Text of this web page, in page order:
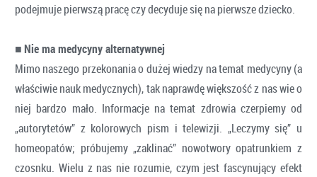
podejmuje pierwszą pracę czy decyduje się na pierwsze dziecko.
■ Nie ma medycyny alternatywnej
Mimo naszego przekonania o dużej wiedzy na temat medycyny (a
właściwie nauk medycznych), tak naprawdę większość z nas wie o
niej bardzo mało. Informacje na temat zdrowia czerpiemy od
„autorytetów” z kolorowych pism i telewizji. „Leczymy się” u
homeopatów; próbujemy „zaklinać” nowotwory opatrunkiem z
czosnku. Wielu z nas nie rozumie, czym jest fascynujący efekt